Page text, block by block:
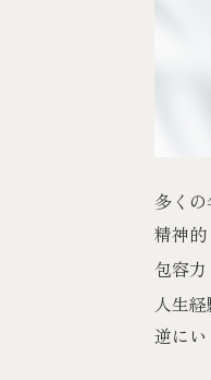
多く
精神
包容
人生
逆に